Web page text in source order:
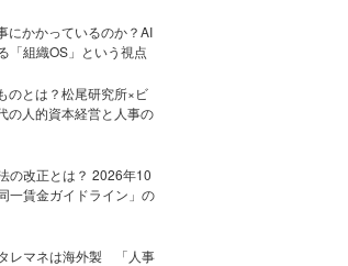
にかかっているのか？AI
「組織OS」という視点
のとは？松尾研究所×ビ
の人的資本経営と人事の
の改正とは？ 2026年10
一賃金ガイドライン」の
レマネは海外製 「人事